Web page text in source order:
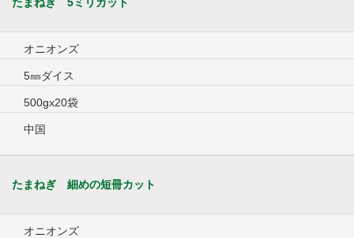
オニオンズ
5㎜ダイス
500gx20袋
中国
たまねぎ 細めの短冊カット
オニオンズ